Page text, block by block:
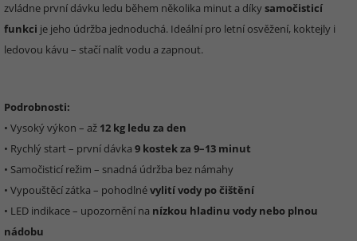
zvládne první dávku ledu během několika minut a díkysamočisticí
funkci je jeho údržba jednoduchá. Ideální pro letní osvěžení, koktejly i
ledovou kávu – stačí nalít vodu a zapnout.
Podrobnosti:
• Vysoký výkon – až 12 kg ledu za den
• Rychlý start – první dávka 9 kostek za 9–13 minut
• Samočisticí režim – snadná údržba bez námahy
• Vypouštěcí zátka – pohodlnévylití vody po čištění
• LED indikace – upozornění na nízkou hladinu vody nebo plnou
nádobu